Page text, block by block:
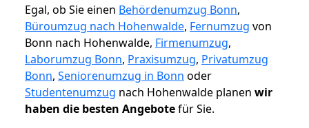
Egal, ob Sie einen Behördenumzug Bonn,
Büroumzug nach Hohenwalde, Fernumzug von
Bonn nach Hohenwalde, Firmenumzug,
Laborumzug Bonn, Praxisumzug, Privatumzug
Bonn, Seniorenumzug in Bonn oder
Studentenumzug nach Hohenwalde planen wir
haben die besten Angebotefür Sie.